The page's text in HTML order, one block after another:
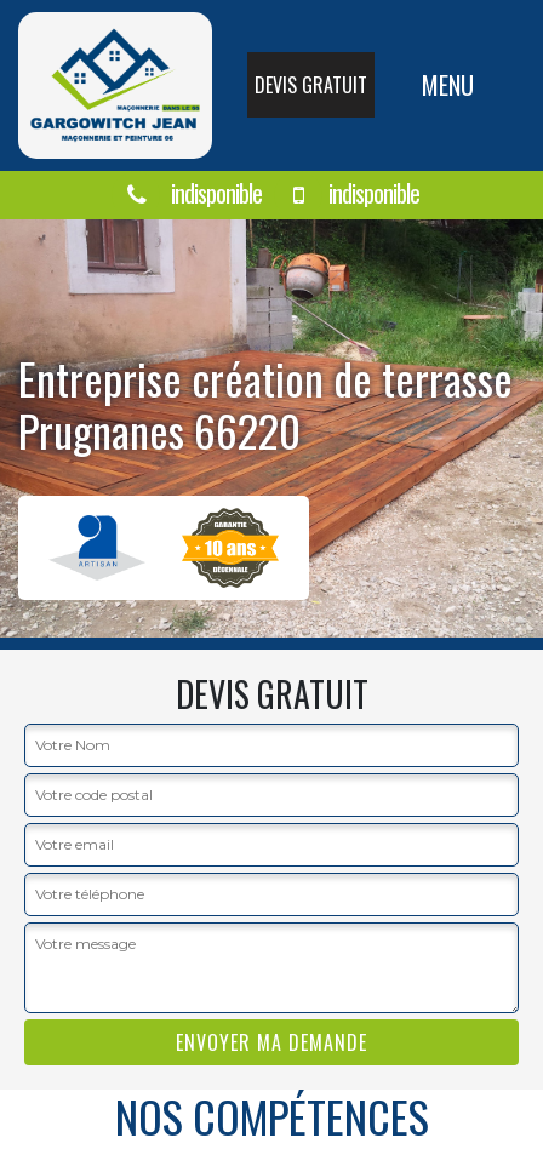
DEVIS GRATUIT MENU
indisponible indisponible
Entreprise création de terrasse
Prugnanes 66220
DEVIS GRATUIT
NOS COMPÉTENCES